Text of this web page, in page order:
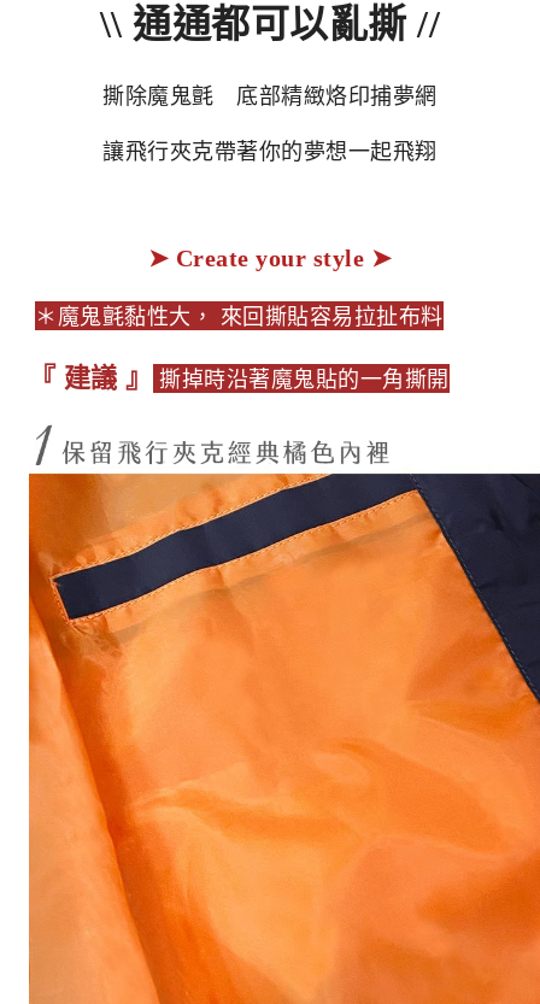
\\ 通通都可以亂撕 //
撕除魔鬼氈 底部精緻烙印捕夢網
讓飛行夾克帶著你的夢想一起飛翔
➤ Create your style ➤
＊魔鬼氈黏性大， 來回撕貼容易拉扯布料
『 建議 』 撕掉時沿著魔鬼貼的一角撕開